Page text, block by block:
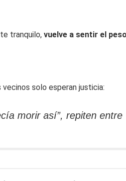
tranquilo, vuelve a sentir el
solo esperan justicia:
morir así”, repiten entre